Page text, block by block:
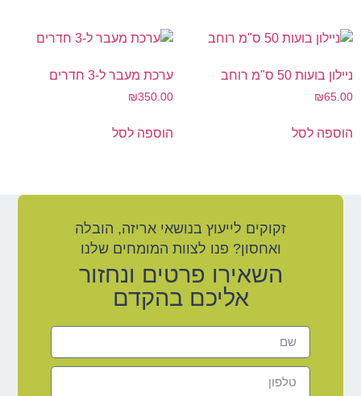
ניילון בועות 50 ס"מ רוחב
₪65.00
הוספה לסל
ערכת מעבר ל-3 חדרים
₪350.00
הוספה לסל
זקוקים לייעוץ בנושאי אריזה, הובלה
ואחסון? פנו לצוות המומחים שלנו
השאירו פרטים ונחזור
אליכם בהקדם